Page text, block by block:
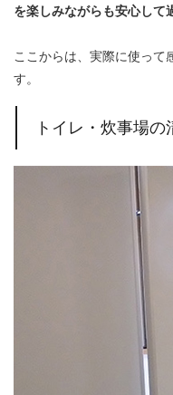
を楽しみながらも安心して
ここからは、実際に使って
す。
トイレ・炊事場